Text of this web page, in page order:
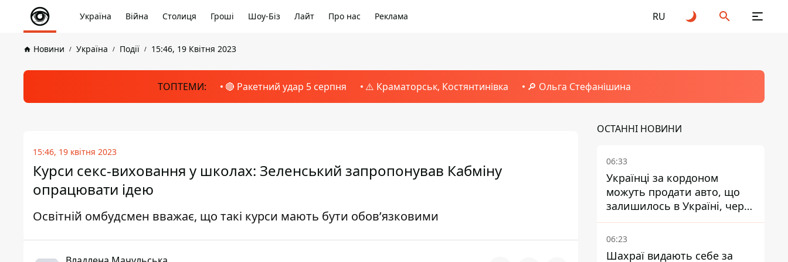
Україна Війна Столиця Гроші Шоу-Біз Лайт Про нас Реклама RU
Новини Україна Події 15:46, 19 Квітня 2023
ТОПТЕМИ: 🔴 Ракетний удар 5 серпня ⚠️ Краматорськ, Костянтинівка 🔎 Ольга Стефанішина
15:46, 19 квітня 2023
Курси секс-виховання у школах: Зеленський запропонував Кабміну
опрацювати ідею
Освітній омбудсмен вважає, що такі курси мають бути обовʼязковими
ОСТАННІ НОВИНИ
06:33
Українці за кордоном
можуть продати авто, що
залишилось в Україні, через
Дію - МВС
06:23
Шахраї видають себе за